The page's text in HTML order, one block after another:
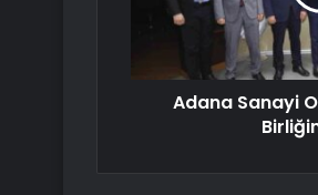
Adana Sanayi